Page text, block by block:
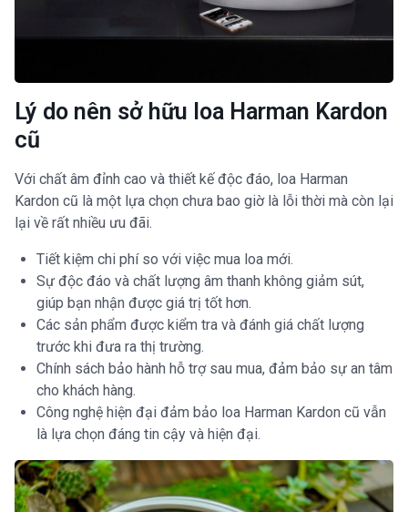
Lý do nên sở hữu loa Harman Kardon
cũ
Với chất âm đỉnh cao và thiết kế độc đáo, loa Harman
Kardon cũ là một lựa chọn chưa bao giờ là lỗi thời mà còn lại
lại về rất nhiều ưu đãi.
Tiết kiệm chi phí so với việc mua loa mới.
Sự độc đáo và chất lượng âm thanh không giảm sút,
giúp bạn nhận được giá trị tốt hơn.
Các sản phẩm được kiểm tra và đánh giá chất lượng
trước khi đưa ra thị trường.
Chính sách bảo hành hỗ trợ sau mua, đảm bảo sự an tâm
cho khách hàng.
Công nghệ hiện đại đảm bảo loa Harman Kardon cũ vẫn
là lựa chọn đáng tin cậy và hiện đại.